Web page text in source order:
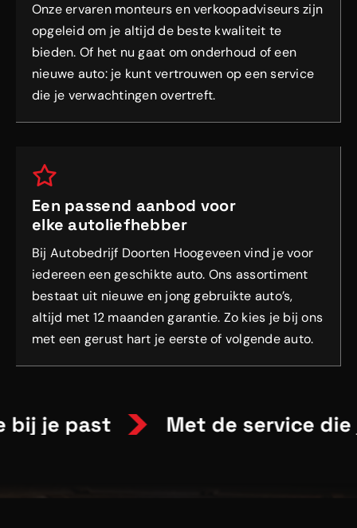
Onze ervaren monteurs en verkoopadviseurs zijn
opgeleid om je altijd de beste kwaliteit te
bieden. Of het nu gaat om onderhoud of een
nieuwe auto: je kunt vertrouwen op een service
die je verwachtingen overtreft.
Een passend aanbod voor
elke autoliefhebber
Bij Autobedrijf Doorten Hoogeveen vind je voor
iedereen een geschikte auto. Ons assortiment
bestaat uit nieuwe en jong gebruikte auto’s,
altijd met 12 maanden garantie. Zo kies je bij ons
met een gerust hart je eerste of volgende auto.
bij je past Met de service die